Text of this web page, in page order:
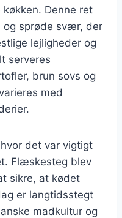
Denne ret
og sprøde svær, der
lejligheder og
serveres
brun sovs og
med
det var vigtigt
Flæskesteg blev
sikre, at kødet
er langtidsstegt
madkultur og